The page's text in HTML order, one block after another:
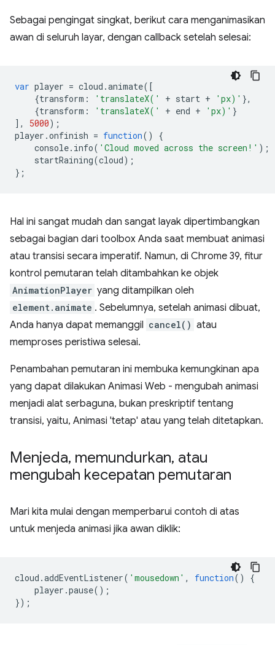
Sebagai pengingat singkat, berikut cara menganimasikan
awan di seluruh layar, dengan callback setelah selesai:
var player = cloud .animate([
{transform : 'translateX(' + start + 'px)' },
{transform : 'translateX(' + end + 'px)' }
],
5000);
player .onfinish = function()
{
console. info( 'Cloud moved across the screen!' );
startRaining(cloud);
};
Hal ini sangat mudah dan sangat layak dipertimbangkan
sebagai bagian dari toolbox Anda saat membuat animasi
atau transisi secara imperatif. Namun, di Chrome 39, fitur
kontrol pemutaran telah ditambahkan ke objek
AnimationPlayer yang ditampilkan oleh
element.animate . Sebelumnya, setelah animasi dibuat,
Anda hanya dapat memanggil cancel() atau
memproses peristiwa selesai.
Penambahan pemutaran ini membuka kemungkinan apa
yang dapat dilakukan Animasi Web - mengubah animasi
menjadi alat serbaguna, bukan preskriptif tentang
transisi, yaitu, Animasi 'tetap' atau yang telah ditetapkan.
Menjeda, memundurkan, atau
mengubah kecepatan pemutaran
Mari kita mulai dengan memperbarui contoh di atas
untuk menjeda animasi jika awan diklik:
cloud .addEventListener( 'mousedown' , function()
{
player .pause();
});